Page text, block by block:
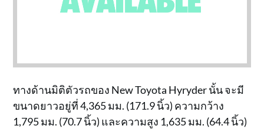
ทางด้านมิติตัวรถของ New Toyota Hyryder นั้น จะมี
ขนาดยาวอยู่ที่ 4,365 มม. (171.9 นิ้ว) ความกว้าง
1,795 มม. (70.7 นิ้ว) และความสูง 1,635 มม. (64.4 นิ้ว)